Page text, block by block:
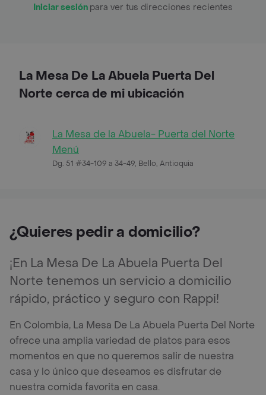
Iniciar sesión para ver tus direcciones recientes
La Mesa De La Abuela Puerta Del
Norte cerca de mi ubicación
La Mesa de la Abuela- Puerta del Norte
Menú
Dg. 51 #34-109 a 34-49, Bello, Antioquia
¿Quieres pedir a domicilio?
¡En La Mesa De La Abuela Puerta Del
Norte tenemos un servicio a domicilio
rápido, práctico y seguro con Rappi!
En Colombia, La Mesa De La Abuela Puerta Del Norte
ofrece una amplia variedad de platos para esos
momentos en que no queremos salir de nuestra
casa y lo único que deseamos es disfrutar de
nuestra comida favorita en casa.